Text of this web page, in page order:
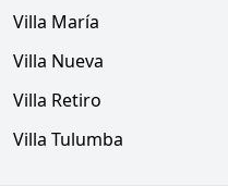
Villa María
Villa Nueva
Villa Retiro
Villa Tulumba